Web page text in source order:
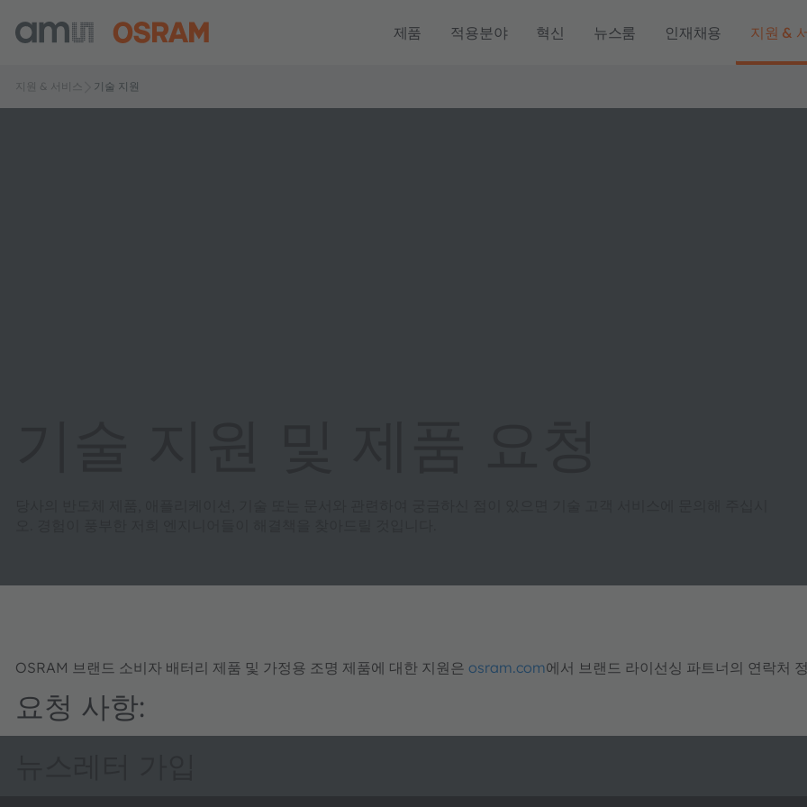
제품 적용분야 혁신 뉴스룸 인재채용 지원 &
지원 & 서비스 기술 지원
OSRAM 브랜드 소비자 배터리 제품 및 가정용 조명 제품에 대한 지원은 osram.com에서 브랜드 라이선싱 파트너의 연락처
요청 사항: